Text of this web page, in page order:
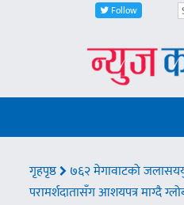
Follow
गृहपृष्ठ
७६२ मेगावाटको
परामर्शदातासँग आशयपत्र माग्दै